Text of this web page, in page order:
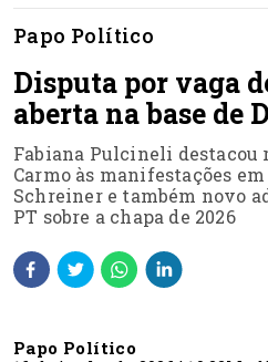
Papo Político
Disputa por vaga
aberta na base de
Fabiana Pulcineli destacou
Carmo às manifestações
Schreiner e também novo
PT sobre a chapa de 2026
Papo Político